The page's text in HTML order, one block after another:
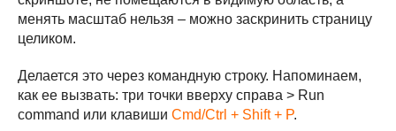
менять масштаб нельзя – можно заскринить страницу
целиком.
Делается это через командную строку. Напоминаем,
как ее вызвать: три точки вверху справа > Run
command или клавиши Cmd/Ctrl + Shift + P.